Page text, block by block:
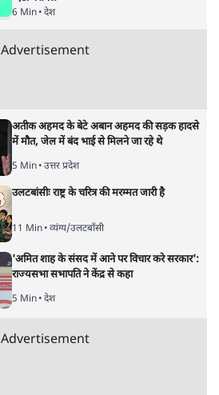
6 Min• देश
Advertisement
अतीक अहमद के बेटे अबान अहमद की सड़क हादसे
में मौत, जेल में बंद भाई से मिलने जा रहे थे
5 Min• उत्तर प्रदेश
उलटबांसीः राष्ट्र के चरित्र की मरम्मत जारी है
11 Min• व्यंग्य/उलटबाँसी
'अमित शाह के संसद में आने पर विचार करे सरकार':
राज्यसभा सभापति ने केंद्र से कहा
5 Min• देश
Advertisement